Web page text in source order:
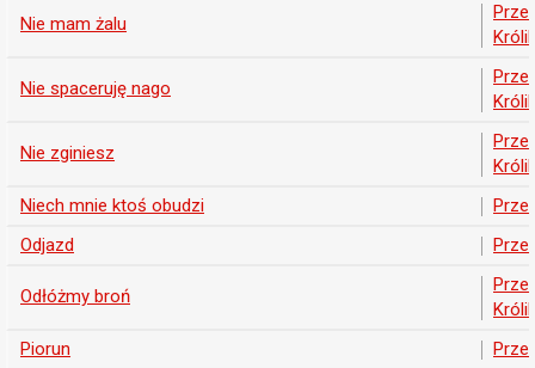
Nie mam żalu
Nie spaceruję nago
Nie zginiesz
Niech mnie ktoś obudzi
Odjazd
Odłóżmy broń
Piorun